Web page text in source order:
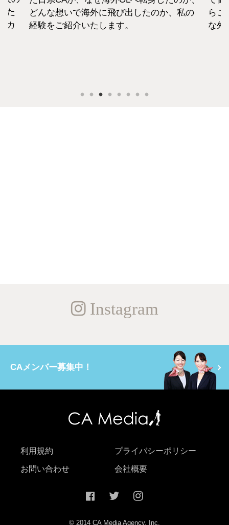
た
カ
どんな想いで海外に飛び出したのか、私の
経験をご紹介いたします。
らこ
な外
Instagram
CAメンバー募集中！
利用規約 プライバシーポリシー
お問い合わせ 会社概要
© 2014 CA Media Agency, Inc.